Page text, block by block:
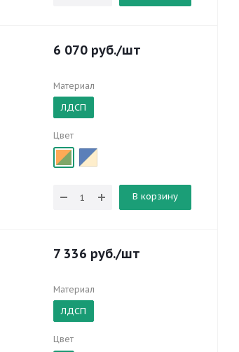
6 070 руб./шт
Материал
ЛДСП
Цвет
В корзину
7 336 руб./шт
Материал
ЛДСП
Цвет